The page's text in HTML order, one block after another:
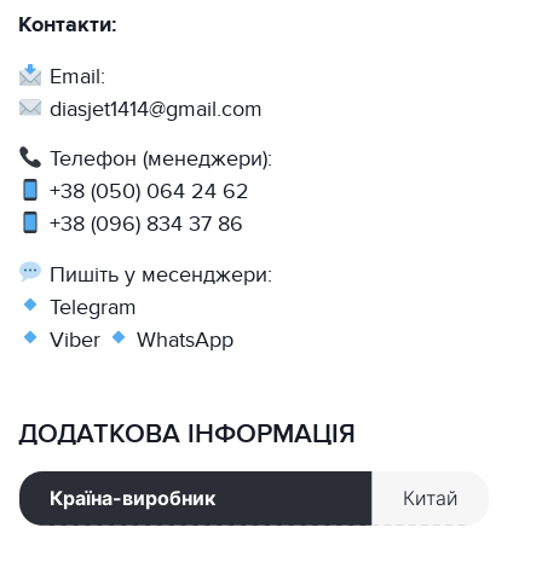
Контакти:
Email:
diasjet1414@gmail.com
Телефон (менеджери):
+38 (050) 064 24 62
+38 (096) 834 37 86
Пишіть у месенджери:
Telegram
Viber
WhatsApp
ДОДАТКОВА ІНФОРМАЦІЯ
Країна-виробник Китай